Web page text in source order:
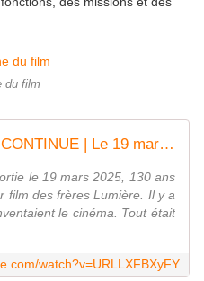
du film
LUMIÈRE, L'AVENTURE CONTINUE | Le 19 mars au cinéma
le 19 mars 2025, 130 ans
film des frères Lumière. Il y a
le cinéma. Tout était
watch?v=URLLXFBXyFY